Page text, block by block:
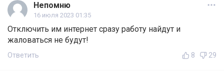
Непомню
16 июля 2023 01:35
Отключить им интернет сразу работу найдут и
жаловаться не будут!
Ответить 8 29